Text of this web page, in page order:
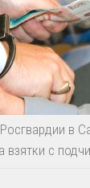
в
взятки с